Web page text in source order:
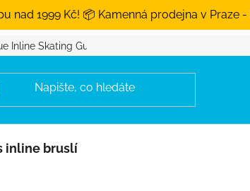
nad 1999 Kč! 📦 Kamenná prodejna v Praze -
Inline Skating Guide
inline bruslí